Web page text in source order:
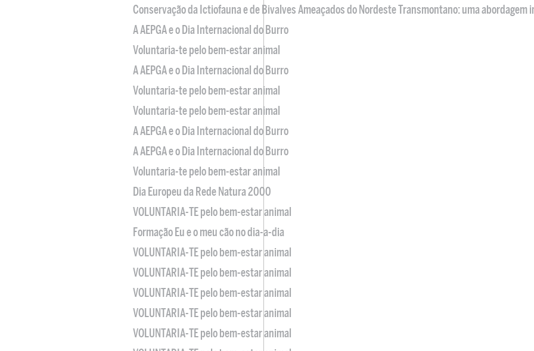
Conservação da Ictiofauna e de Bivalves Ameaçados do Nordeste Transmontano: uma abordagem
A AEPGA e o Dia Internacional do Burro
Voluntaria-te pelo bem-estar animal
A AEPGA e o Dia Internacional do Burro
Voluntaria-te pelo bem-estar animal
Voluntaria-te pelo bem-estar animal
A AEPGA e o Dia Internacional do Burro
A AEPGA e o Dia Internacional do Burro
Voluntaria-te pelo bem-estar animal
Dia Europeu da Rede Natura 2000
VOLUNTARIA-TE pelo bem-estar animal
Formação Eu e o meu cão no dia-a-dia
VOLUNTARIA-TE pelo bem-estar animal
VOLUNTARIA-TE pelo bem-estar animal
VOLUNTARIA-TE pelo bem-estar animal
VOLUNTARIA-TE pelo bem-estar animal
VOLUNTARIA-TE pelo bem-estar animal